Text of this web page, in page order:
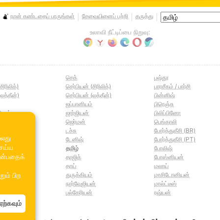
நான் கண்டதைப் பாருங்கள் சேவையினைப் பற்றி கருத்து
உலாவி நீட்டிப்பை நிறுவு:
செக்
செர்பியன் (சிரிலிக்)
செர்பியன் (லத்தீன்)
ஜப்பானியம்
ஜார்ஜியன்
ஜெர்மன்
டச்சு
டேனிஷ்
தமிழ்
தாஜிக்
தாய்
துருக்கியம்
நார்வேஜியன்
பல்கேரியன்
பஷ்தூ
பாரசீகம் / பார்சி
பின்னிஷ்
பிரெஞ்சு
பிலிப்பினோ
பெங்காலி
போர்த்துகீசி (BR)
போர்த்துகீசி (PT)
போலிஷ்
போஸ்னியன்
மலாய்
மாசிடோனியன்
மால்ட்டீஸ்
ரஷ்யன்
பிற